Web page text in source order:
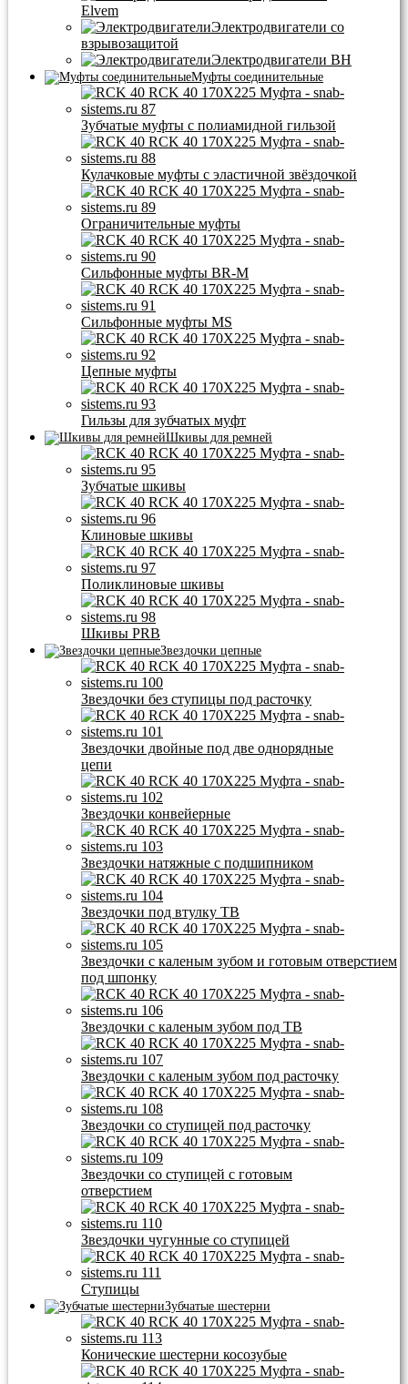
Elvem
Электродвигатели со
взрывозащитой
Электродвигатели BH
Муфты соединительные
Зубчатые муфты с полиамидной гильзой
Кулачковые муфты с эластичной звёздочкой
Ограничительные муфты
Сильфонные муфты BR-M
Сильфонные муфты MS
Цепные муфты
Гильзы для зубчатых муфт
Шкивы для ремней
Зубчатые шкивы
Клиновые шкивы
Поликлиновые шкивы
Шкивы PRB
Звездочки цепные
Звездочки без ступицы под расточку
Звездочки двойные под две однорядные
цепи
Звездочки конвейерные
Звездочки натяжные с подшипником
Звездочки под втулку ТВ
Звездочки с каленым зубом и готовым отверстием
под шпонку
Звездочки с каленым зубом под ТВ
Звездочки с каленым зубом под расточку
Звездочки со ступицей под расточку
Звездочки со ступицей с готовым
отверстием
Звездочки чугунные со ступицей
Ступицы
Зубчатые шестерни
Конические шестерни косозубые